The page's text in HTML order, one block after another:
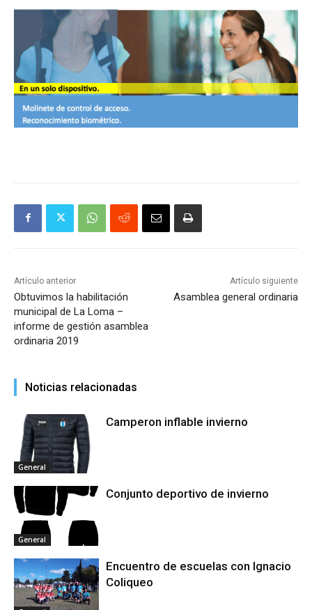
Artículo anterior
Obtuvimos la habilitación
municipal de La Loma –
informe de gestión asamblea
ordinaria 2019
Artículo siguiente
Asamblea general ordinaria
Noticias relacionadas
General
Camperon inflable invierno
General
Conjunto deportivo de invierno
Encuentro de escuelas con Ignacio
Coliqueo